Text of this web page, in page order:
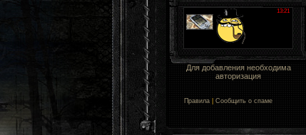
Для добавления необходима
авторизация
Правила| Сообщить о спаме